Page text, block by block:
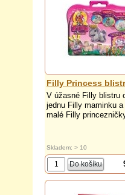
Filly Princess blistr
V úžasné Filly blistru
jednu Filly maminku a
malé Filly
Skladem: > 10